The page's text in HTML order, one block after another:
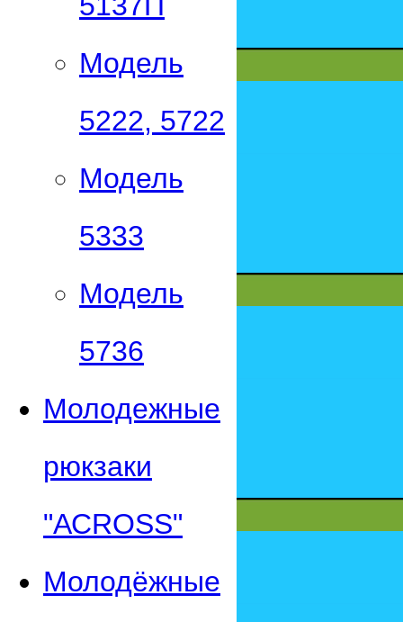
Модель
5222, 5722
Модель
5333
Модель
5736
Молодежные
рюкзаки
"АСROSS"
Молодёжные